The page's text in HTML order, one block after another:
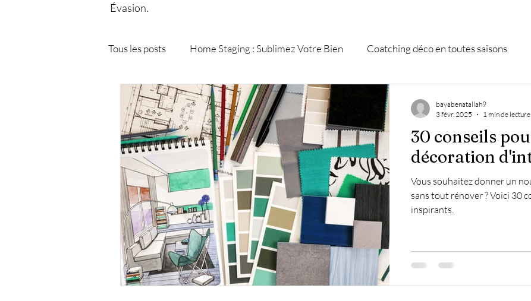
Évasion.
Tous les posts Home Staging : Sublimez Votre Bien Coatching déco en toutes saisons
Modélisation et visualisation 3D Accompagnement et shopping déco.
Matériaux de décoration intérieure
30 conseils
décoration
Vous souhaitez donner un
sans tout rénover ? Voici 30
inspirants.
bayabenatallah9
3 févr. 2025
1 min de lecture